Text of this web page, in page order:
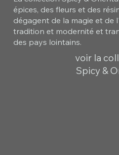
épices, des fleurs et des
dégagent de la magie et de
tradition et modernité et
des pays lointains.
voir la
Spicy &